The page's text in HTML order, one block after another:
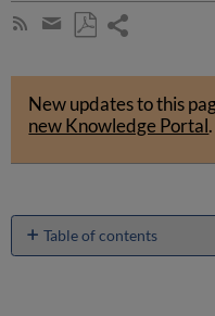
Subscribe
RSS
Share
by
email
as
PDF
New updates to this
new Knowledge Portal.
Table of contents